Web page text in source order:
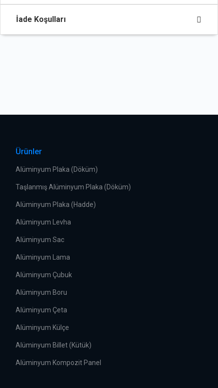
İade Koşulları
Ürünler
Alüminyum Plaka (Döküm)
Taşlanmış Alüminyum Plaka (Döküm)
Alüminyum Plaka (Hadde)
Alüminyum Levha
Alüminyum Sac
Alüminyum Lama
Alüminyum Çubuk
Alüminyum Boru
Alüminyum Çeta
Alüminyum Külçe
Alüminyum Billet (Kütük)
Alüminyum Kompozit Panel